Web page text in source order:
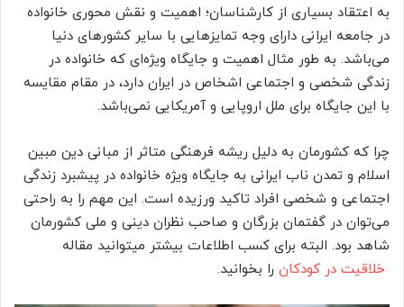
به اعتقاد بسیاری از کارشناسان؛ اهمیت و نقش محوری خانواده
در جامعه ایرانی دارای وجه تمایز‌هایی با سایر کشورهای دنیا
می‌باشد. به طور مثال اهمیت و جایگاه ویژه‌ای که خانواده در
زندگی شخصی و اجتماعی اشخاص در ایران دارد، در مقام مقایسه
با این جایگاه برای ملل اروپایی و آمریکایی نمی‌باشد.
چرا که کشورمان به دلیل ریشه فرهنگی متاثر از مبانی دین مبین
اسلام و تمدن ناب ایرانی به جایگاه ویژه خانواده در پیشبرد زندگی
اجتماعی و شخصی افراد تاکید ورزیده است. این مهم را به راحتی
می‌توان در گفتمان بزرگان و صاحب نظران دینی و ملی کشورمان
شاهد بود. البته برای کسب اطلاعات بیشتر میتوانید مقاله
خلاقیت در کودکان را بخوانید.